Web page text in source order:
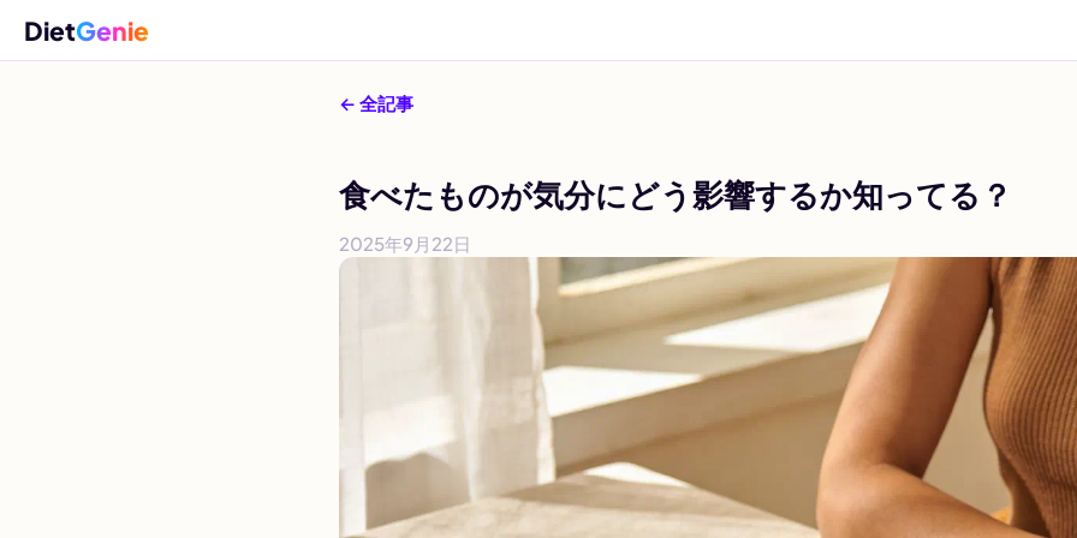
DietGenie
← 全記事
食べたものが気分にどう影響するか知ってる？
2025年9月22日